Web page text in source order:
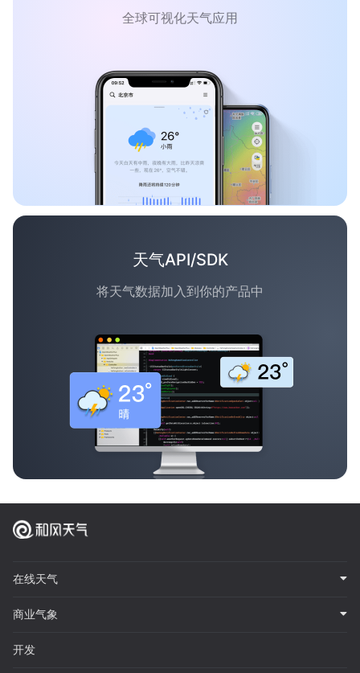
全球可视化天气应用
天气API/SDK
将天气数据加入到你的产品中
在线天气
商业气象
开发